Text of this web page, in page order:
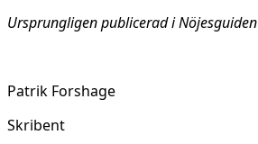
Ursprungligen publicerad i Nöjesguiden
Patrik Forshage
Skribent